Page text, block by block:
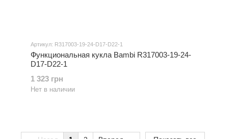
Артикул: R317003-19-24-D17-D22-1
Функциональная кукла Bambi R317003-19-24-
D17-D22-1
1 323 грн
Нет в наличии